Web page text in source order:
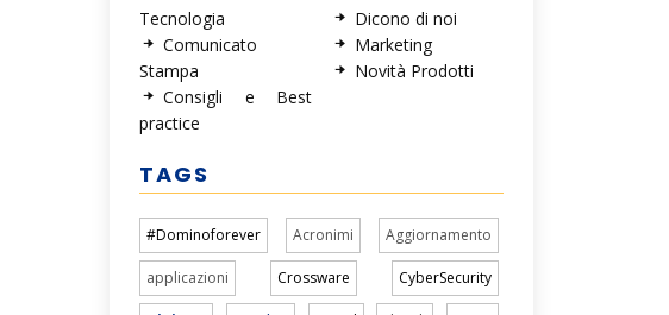
Tecnologia
Comunicato
Stampa
Consigli e Best
practice
Dicono di noi
Marketing
Novità Prodotti
TAGS
#Dominoforever Acronimi Aggiornamento
applicazioni Crossware CyberSecurity